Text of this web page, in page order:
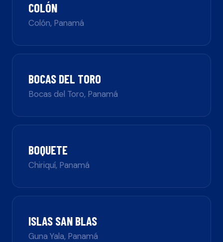
COLÓN
Colón, Panamá
BOCAS DEL TORO
Bocas del Toro, Panamá
BOQUETE
Chiriquí, Panamá
ISLAS SAN BLAS
Guna Yala, Panamá